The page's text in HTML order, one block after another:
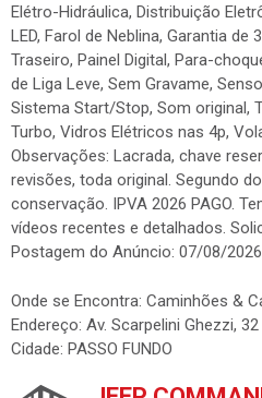
Elétro-Hidráulica, Distribuição
LED, Farol de Neblina, Garantia
Traseiro, Painel Digital, Para-
de Liga Leve, Sem Gravame,
Sistema Start/Stop, Som original,
Turbo, Vidros Elétricos nas 4p,
Observações: Lacrada, chave
revisões, toda original. Segundo
conservação. IPVA 2026 PAGO.
vídeos recentes e detalhados.
Postagem do Anúncio: 07/08/2026
Onde se Encontra: Caminhões &
Endereço: Av. Scarpelini Ghezzi,
Cidade: PASSO FUNDO